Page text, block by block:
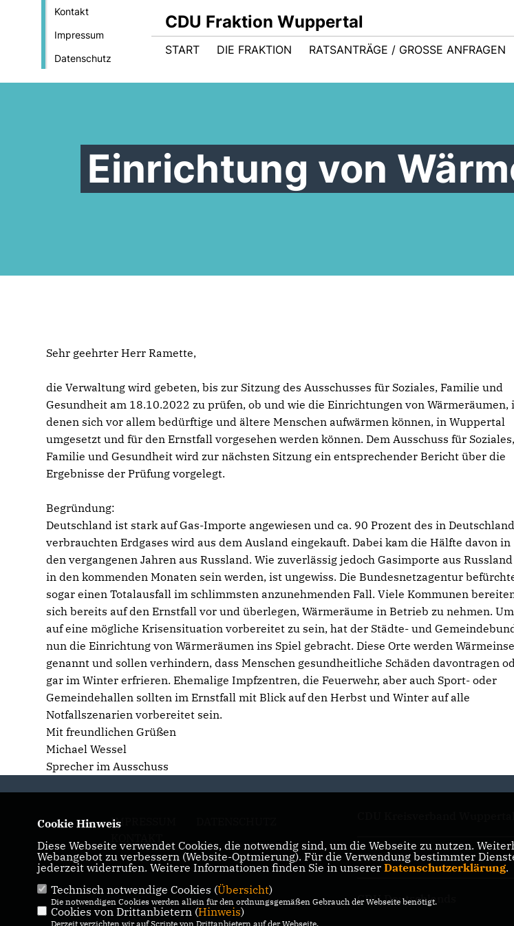
Kontakt
Impressum
Datenschutz
CDU Fraktion Wuppertal
START DIE FRAKTION RATSANTRÄGE / GROSSE ANFRAGEN
Einrichtung von
Sehr geehrter Herr Ramette,
die Verwaltung wird gebeten, bis zur Sitzung des Ausschusses für Soziales, Familie und
Gesundheit am 18.10.2022 zu prüfen, ob und wie die Einrichtungen von Wärmeräumen,
denen sich vor allem bedürftige und ältere Menschen aufwärmen können, in Wuppertal
umgesetzt und für den Ernstfall vorgesehen werden können. Dem Ausschuss für Soziales,
Familie und Gesundheit wird zur nächsten Sitzung ein entsprechender Bericht über die
Ergebnisse der Prüfung vorgelegt.
Begründung:
Deutschland ist stark auf Gas-Importe angewiesen und ca. 90 Prozent des in Deutschland
verbrauchten Erdgases wird aus dem Ausland eingekauft. Dabei kam die Hälfte davon in
den vergangenen Jahren aus Russland. Wie zuverlässig jedoch Gasimporte aus Russland
in den kommenden Monaten sein werden, ist ungewiss. Die Bundesnetzagentur
sogar einen Totalausfall im schlimmsten anzunehmenden Fall. Viele Kommunen
sich bereits auf den Ernstfall vor und überlegen, Wärmeräume in Betrieb zu nehmen. Um
auf eine mögliche Krisensituation vorbereitet zu sein, hat der Städte- und
nun die Einrichtung von Wärmeräumen ins Spiel gebracht. Diese Orte werden
genannt und sollen verhindern, dass Menschen gesundheitliche Schäden davontragen
gar im Winter erfrieren. Ehemalige Impfzentren, die Feuerwehr, aber auch Sport- oder
Gemeindehallen sollten im Ernstfall mit Blick auf den Herbst und Winter auf alle
Notfallszenarien vorbereitet sein.
Mit freundlichen Grüßen
Michael Wessel
Sprecher im Ausschuss
IMPRESSUM
KONTAKT
CDU NRW
CDU Deutschlands
Cookie Hinweis
Diese Webseite verwendet Cookies, die notwendig sind, um die Webseite zu nutzen.
Webangebot zu verbessern (Website-Optmierung). Für die Verwendung bestimmter
jederzeit widerrufen. Weitere Informationen finden Sie in unserer Datenschutzerklärung.
Technisch notwendige Cookies (Übersicht)
Die notwendigen Cookies werden allein für den ordnungsgemäßen Gebrauch der Webseite benötigt.
Cookies von Drittanbietern (Hinweis)
Derzeit verzichten wir auf Scripte von Drittanbietern auf der Webseite.